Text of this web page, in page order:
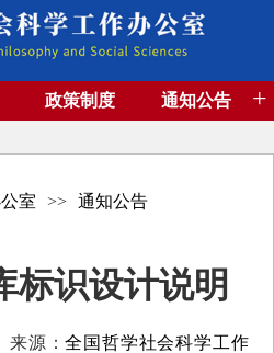
政策制度 通知公告 +
室 >> 通知公告
标识设计说明
来源：全国哲学社会科学工作